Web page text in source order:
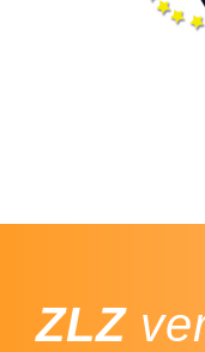
ZLZ